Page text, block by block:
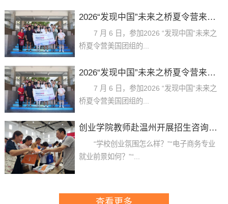
2026“发现中国”未来之桥夏令营来校访...
7 月 6 日，参加2026 “发现中国”未来之
桥夏令营美国团组的...
2026“发现中国”未来之桥夏令营来校访...
7 月 6 日，参加2026 “发现中国”未来之
桥夏令营美国团组的...
创业学院教师赴温州开展招生咨询活动
“学校创业氛围怎么样？”“电子商务专业
就业前景如何？”“...
查看更多